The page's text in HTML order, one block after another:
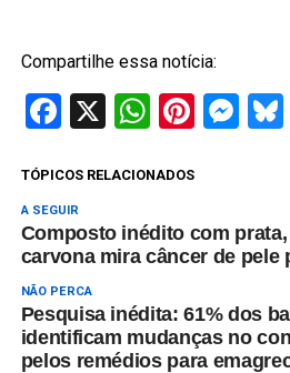
Compartilhe essa notícia:
Facebook
X
TÓPICOS RELACIONADOS
A SEGUIR
Composto inédito com
carvona mira câncer de pele
NÃO PERCA
Pesquisa inédita: 61% dos
identificam mudanças no
pelos remédios para